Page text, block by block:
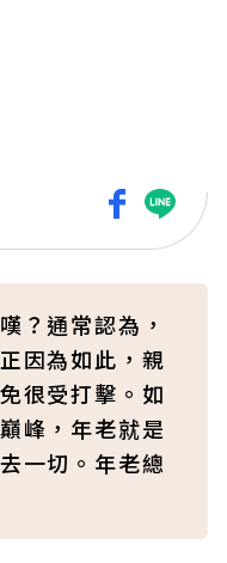
？通常認為，
因為如此，親
很受打擊。如
峰，年老就是
一切。年老總